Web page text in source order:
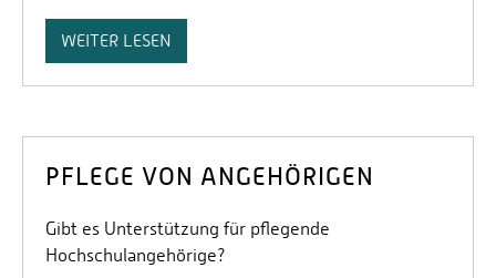
WEITER LESEN
PFLEGE VON ANGEHÖRIGEN
Gibt es Unterstützung für pflegende
Hochschulangehörige?